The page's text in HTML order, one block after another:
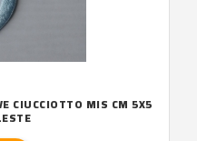
CIUCCIOTTO MIS CM 5X5